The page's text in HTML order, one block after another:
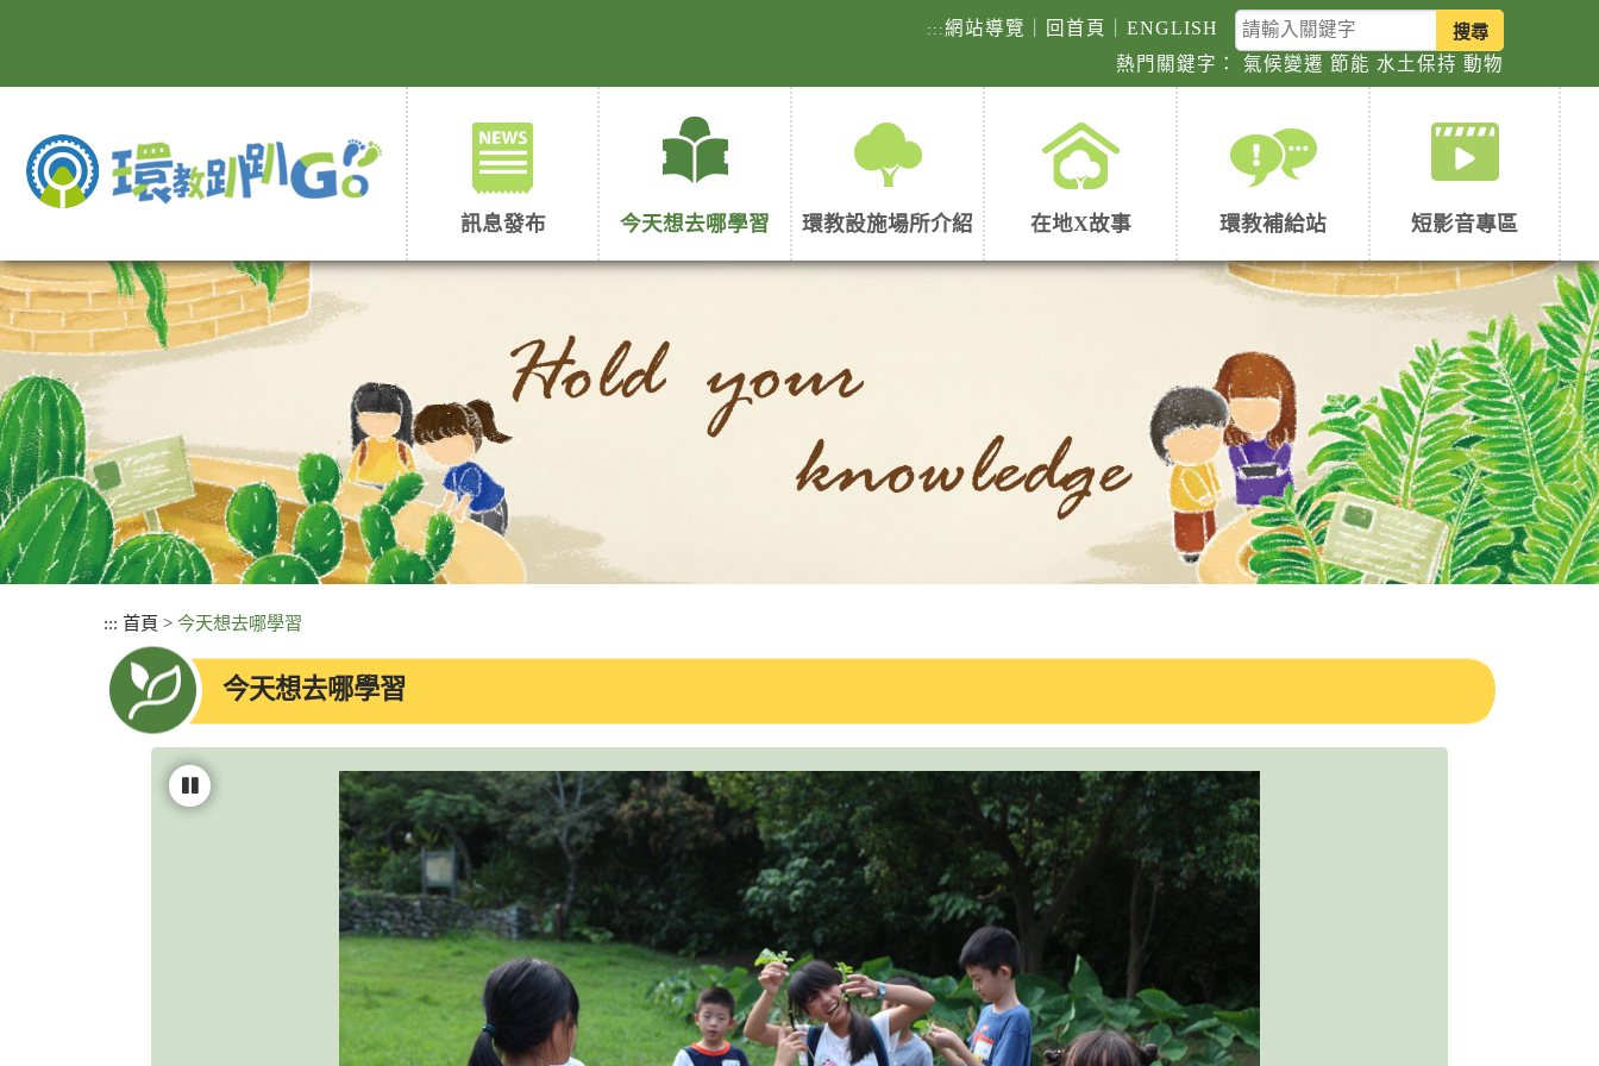
要
:::網站導覽 回首頁 ｜ENGLISH
關
鍵
字
熱門關鍵字：氣候變遷 節能 水土保持 動物
訊息發布 今天想去哪學習 環教設施場所介紹 在地X故事 環教補給站 短影音專區
::: 首頁 > 今天想去哪學習
今天想去哪學習